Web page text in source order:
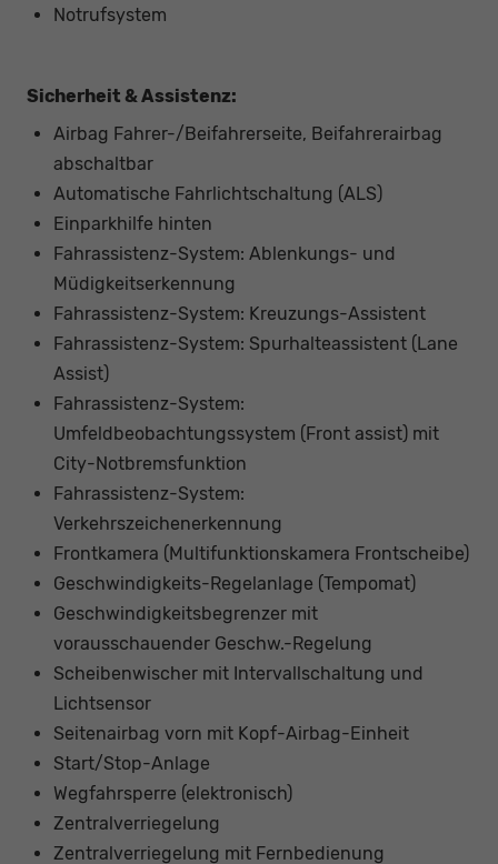
Notrufsystem
Sicherheit & Assistenz:
Airbag Fahrer-/Beifahrerseite, Beifahrerairbag
abschaltbar
Automatische Fahrlichtschaltung (ALS)
Einparkhilfe hinten
Fahrassistenz-System: Ablenkungs- und
Müdigkeitserkennung
Fahrassistenz-System: Kreuzungs-Assistent
Fahrassistenz-System: Spurhalteassistent (Lane
Assist)
Fahrassistenz-System:
Umfeldbeobachtungssystem (Front assist) mit
City-Notbremsfunktion
Fahrassistenz-System:
Verkehrszeichenerkennung
Frontkamera (Multifunktionskamera Frontscheibe)
Geschwindigkeits-Regelanlage (Tempomat)
Geschwindigkeitsbegrenzer mit
vorausschauender Geschw.-Regelung
Scheibenwischer mit Intervallschaltung und
Lichtsensor
Seitenairbag vorn mit Kopf-Airbag-Einheit
Start/Stop-Anlage
Wegfahrsperre (elektronisch)
Zentralverriegelung
Zentralverriegelung mit Fernbedienung